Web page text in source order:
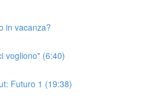
in vacanza?
vogliono" (6:40)
Futuro 1 (19:38)